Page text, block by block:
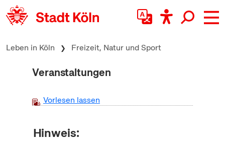
zum Inhalt springen
Leben in Köln Freizeit, Natur und Sport
Veranstaltungen
Vorlesen lassen
Hinweis: